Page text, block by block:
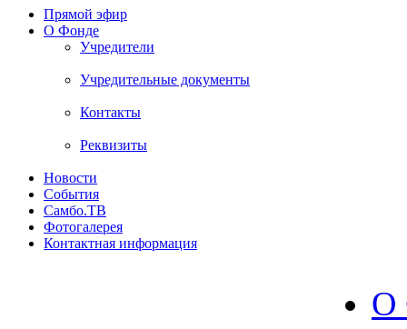
Прямой эфир
О Фонде
Учредители
Учредительные документы
Контакты
Реквизиты
Новости
События
Самбо.ТВ
Фотогалерея
Контактная информация
О